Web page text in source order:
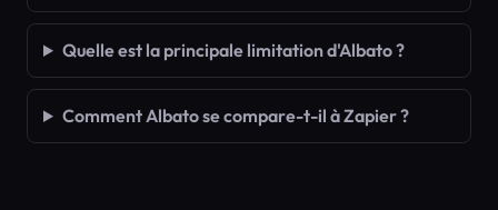
Quelle est la principale limitation d'Albato ?
Comment Albato se compare-t-il à Zapier ?